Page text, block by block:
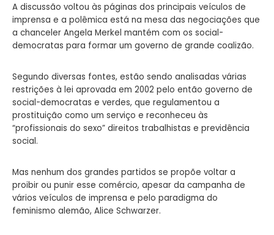
A discussão voltou às páginas dos principais veículos de
imprensa e a polêmica está na mesa das negociações que
a chanceler Angela Merkel mantém com os social-
democratas para formar um governo de grande coalizão.
Segundo diversas fontes, estão sendo analisadas várias
restrições à lei aprovada em 2002 pelo então governo de
social-democratas e verdes, que regulamentou a
prostituição como um serviço e reconheceu às
“profissionais do sexo” direitos trabalhistas e previdência
social.
Mas nenhum dos grandes partidos se propõe voltar a
proibir ou punir esse comércio, apesar da campanha de
vários veículos de imprensa e pelo paradigma do
feminismo alemão, Alice Schwarzer.